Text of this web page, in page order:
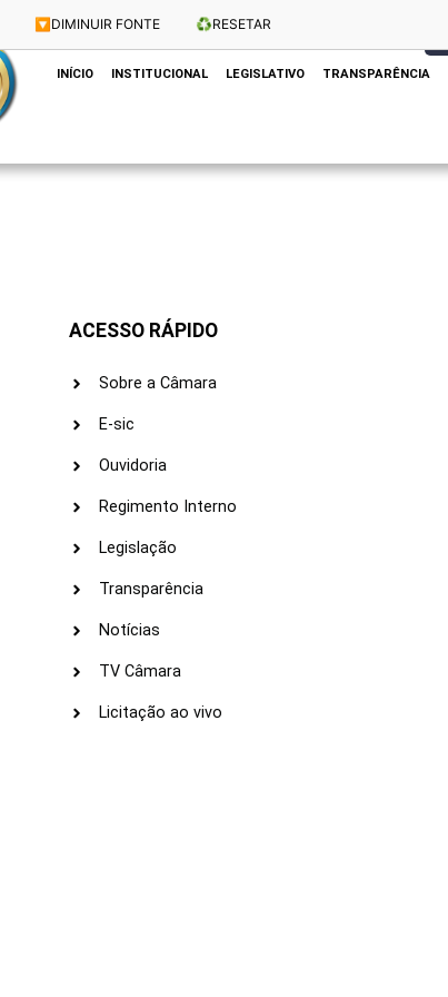
🔽 DIMINUIR FONTE ♻️RESETAR
Dias e Horários das Sessões: Terças e Quartas às 10h
INÍCIO INSTITUCIONAL LEGISLATIVO TRANSPARÊNCIA
ACESSO RÁPIDO
Sobre a Câmara
E-sic
Ouvidoria
Regimento Interno
Legislação
Transparência
Notícias
TV Câmara
Licitação ao vivo